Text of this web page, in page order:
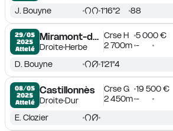
J. Bouyne 1'16''2 88
29/05
2025
Attelé
Miramont-de-Guyenne
DroiteHerbe
Crse H
5 000 €
2 700m -
D. Bouyne 1'21''4
08/05
2025
Attelé
Castillonnès
DroiteDur
Crse G
19 500 €
2 450m -
E. Clozier